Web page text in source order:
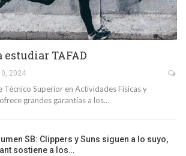
estudiar TAFAD
2024
Técnico Superior en Actividades Físicas y
grandes garantías a los…
SB: Clippers y Suns siguen a lo suyo,
sostiene a los…